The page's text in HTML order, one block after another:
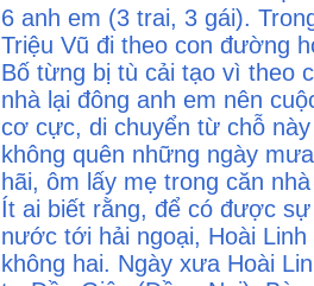
6 anh em (3 trai, 3 gái).
Triệu Vũ đi theo con đường
Bố từng bị tù cải tạo vì theo
nhà lại đông anh em nên
cơ cực, di chuyển từ chỗ
không quên những ngày
hãi, ôm lấy mẹ trong căn
Ít ai biết rằng, để có được
nước tới hải ngoại, Hoài
không hai. Ngày xưa Hoài